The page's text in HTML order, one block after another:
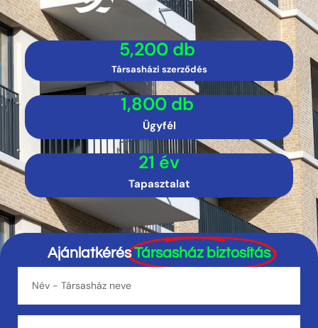
Társasházi szerződés
5,200 db
Ügyfél
1,800 db
Tapasztalat
21 év
AjánlatkérésTársasház biztosítás